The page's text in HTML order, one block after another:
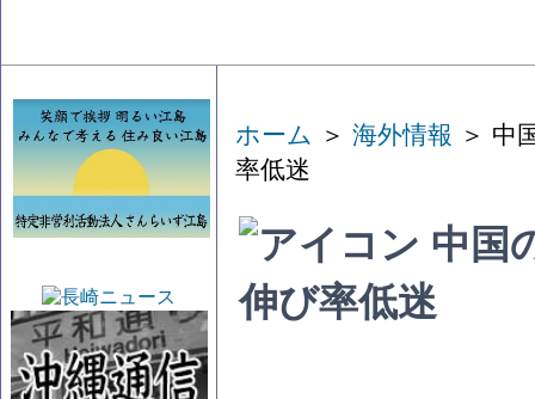
ホーム ＞ 海外情報 ＞ 中
率低迷
中国
伸び率低迷